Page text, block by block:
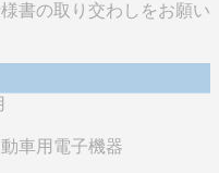
書の取り交わしをお願い
車用電子機器